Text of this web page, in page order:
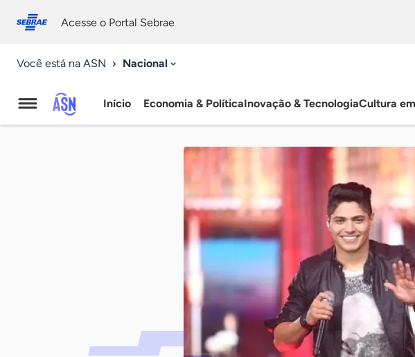
conosco
Acesse o Portal Sebrae
Você está na ASN Nacional
Agência
Início Economia & PolíticaInovação & TecnologiaCultura